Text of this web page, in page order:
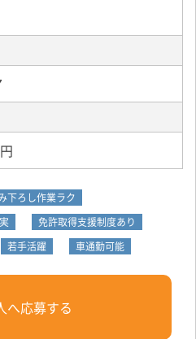
下ろし作業ラク
免許取得支援制度あり
若手活躍 車通勤可能
へ応募する